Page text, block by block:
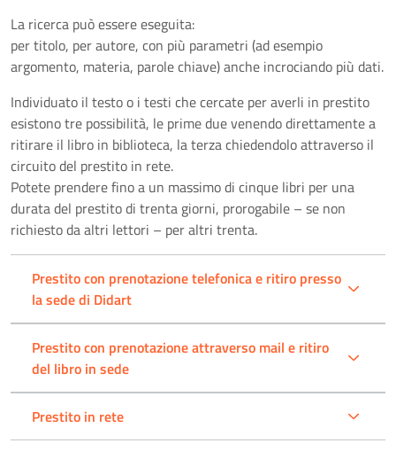
La ricerca può essere eseguita:
per titolo, per autore, con più parametri (ad esempio
argomento, materia, parole chiave) anche incrociando più dati.
Individuato il testo o i testi che cercate per averli in prestito
esistono tre possibilità, le prime due venendo direttamente a
ritirare il libro in biblioteca, la terza chiedendolo attraverso il
circuito del prestito in rete.
Potete prendere fino a un massimo di cinque libri per una
durata del prestito di trenta giorni, prorogabile – se non
richiesto da altri lettori – per altri trenta.
Prestito con prenotazione telefonica e ritiro presso
la sede di Didart
Prestito con prenotazione attraverso mail e ritiro
del libro in sede
Prestito in rete